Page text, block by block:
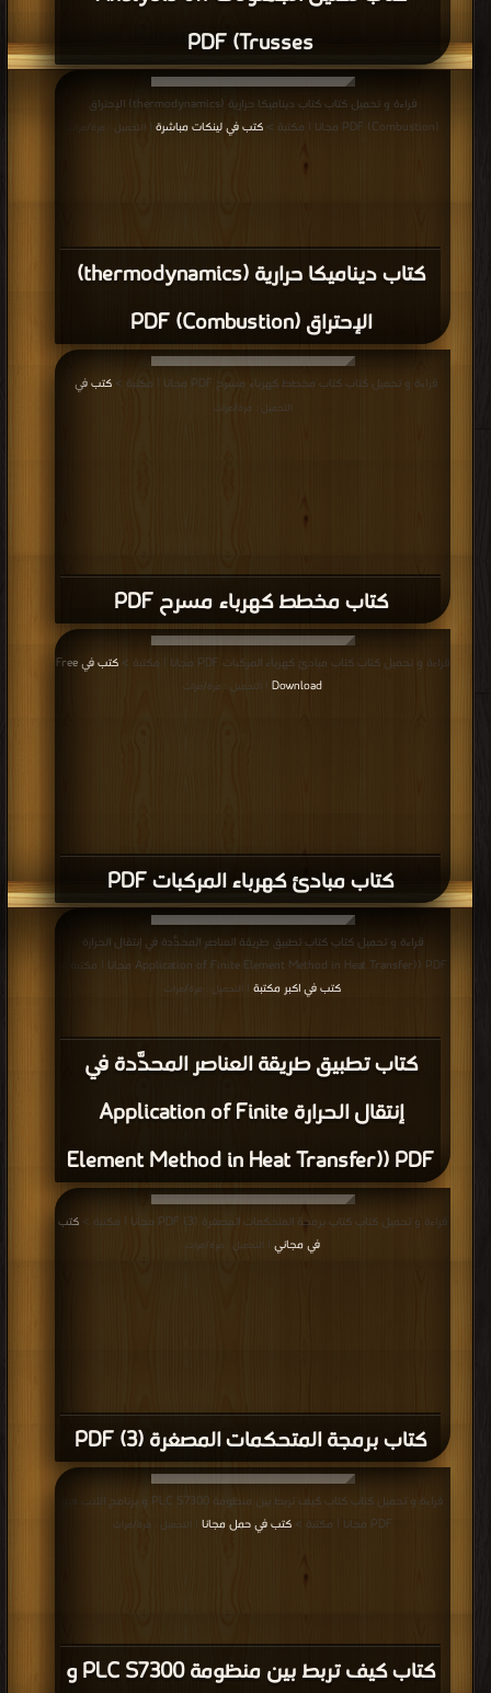
Trusses) PDF
كتاب ديناميكا حرارية (thermodynamics)
الإحتراق (Combustion) PDF
قراءة و تحميل كتاب كتاب ديناميكا حرارية (thermodynamics) الإحتراق
(Combustion) PDF مجانا | مكتبة >
كتب في لينكات مباشرة | التحميل : مرة/مرات
كتاب مخطط كهرباء مسرح PDF
قراءة و تحميل كتاب كتاب مخطط كهرباء مسرح PDF مجانا | مكتبة > كتب في
التحميل : مرة/مرات
كتاب مبادئ كهرباء المركبات PDF
قراءة و تحميل كتاب كتاب مبادئ كهرباء المركبات PDF مجانا | مكتبة >
كتب في Free
Download | التحميل : مرة/مرات
كتاب تطبيق طريقة العناصر المحدَّدة في
إنتقال الحرارة Application of Finite
Element Method in Heat Transfer)) PDF
قراءة و تحميل كتاب كتاب تطبيق طريقة العناصر المحدَّدة في إنتقال الحرارة
Application of Finite Element Method in Heat Transfer)) PDF مجانا | مكتبة >
كتب في اكبر مكتبة
| التحميل : مرة/مرات
كتاب برمجة المتحكمات المصغرة (3) PDF
قراءة و تحميل كتاب كتاب برمجة المتحكمات المصغرة (3) PDF مجانا | مكتبة >
كتب
في مجاني | التحميل : مرة/مرات
كتاب كيف تربط بين منظومة PLC S7300 و
قراءة و تحميل كتاب كتاب كيف تربط بين منظومة PLC S7300 و برنامج اللاب فيو
PDF مجانا | مكتبة >
كتب في حمل مجانا | التحميل : مرة/مرات